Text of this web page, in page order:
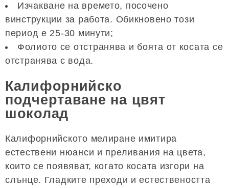
Изчакване на времето, посочено
винструкции за работа. Обикновено този
период е 25-30 минути;
Фолиото се отстранява и боята от косата се
отстранява с вода.
Калифорнийско
подчертаване на цвят
шоколад
Калифорнийското мелиране имитира
естествени нюанси и преливания на цвета,
които се появяват, когато косата изгори на
слънце. Гладките преходи и естествеността